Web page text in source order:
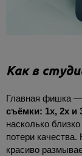
Как в
Главная фишка
съёмки: 1x, 2x и
насколько
потери
красиво